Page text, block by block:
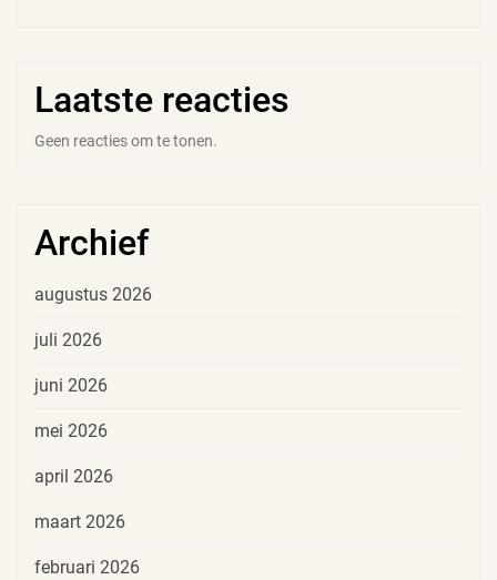
Laatste reacties
Geen reacties om te tonen.
Archief
augustus 2026
juli 2026
juni 2026
mei 2026
april 2026
maart 2026
februari 2026